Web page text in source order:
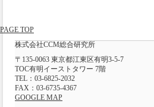
PAGE TOP
株式会社CCM総合研究所
〒135-0063 東京都江東区有明3-5-7
TOC有明イーストタワー 7階
TEL：03-6825-2032
FAX：03-6735-4367
GOOGLE MAP